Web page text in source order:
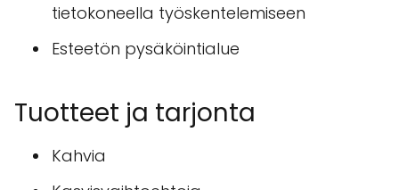
tietokoneella työskentelemiseen
Esteetön pysäköintialue
Tuotteet ja tarjonta
Kahvia